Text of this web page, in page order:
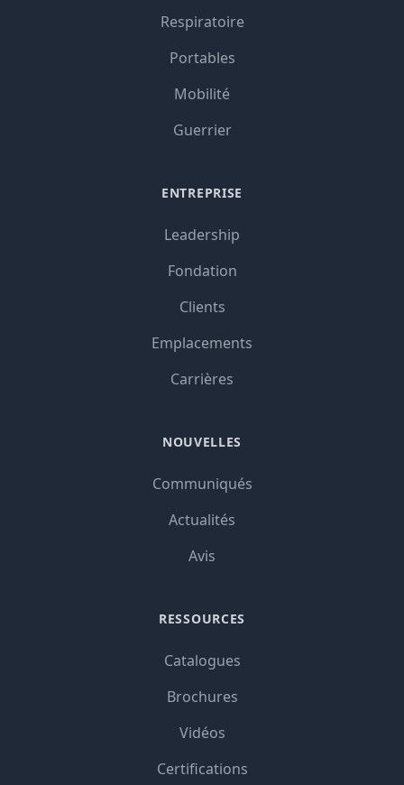
Respiratoire
Portables
Mobilité
Guerrier
ENTREPRISE
Leadership
Fondation
Clients
Emplacements
Carrières
NOUVELLES
Communiqués
Actualités
Avis
RESSOURCES
Catalogues
Brochures
Vidéos
Certifications